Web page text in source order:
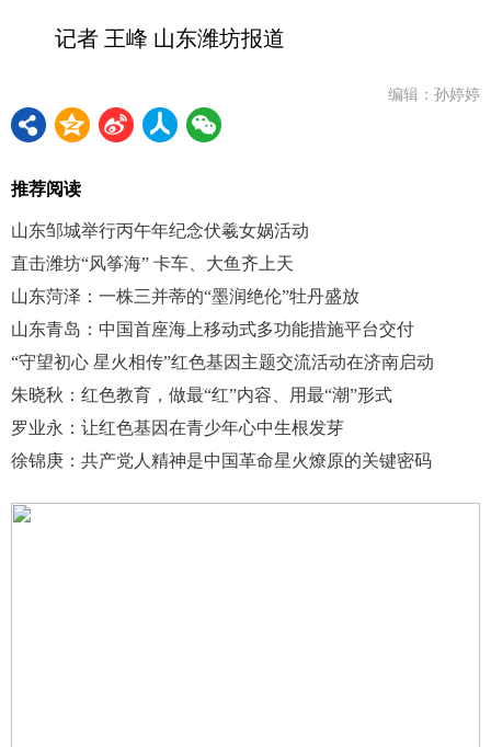
记者 王峰 山东潍坊报道
编辑：孙婷婷
推荐阅读
山东邹城举行丙午年纪念伏羲女娲活动
直击潍坊“风筝海” 卡车、大鱼齐上天
山东菏泽：一株三并蒂的“墨润绝伦”牡丹盛放
山东青岛：中国首座海上移动式多功能措施平台交付
“守望初心 星火相传”红色基因主题交流活动在济南启动
朱晓秋：红色教育，做最“红”内容、用最“潮”形式
罗业永：让红色基因在青少年心中生根发芽
徐锦庚：共产党人精神是中国革命星火燎原的关键密码